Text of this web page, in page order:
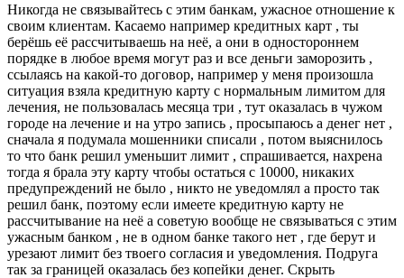
Никогда не связывайтесь с этим банкам, ужасное отношение к
своим клиентам. Касаемо например кредитных карт , ты
берёшь её рассчитываешь на неё, а они в одностороннем
порядке в любое время могут раз и все деньги заморозить ,
ссылаясь на какой-то договор, например у меня произошла
ситуация взяла кредитную карту с нормальным лимитом для
лечения, не пользовалась месяца три , тут оказалась в чужом
городе на лечение и на утро запись , просыпаюсь а денег нет ,
сначала я подумала мошенники списали , потом выяснилось
то что банк решил уменьшит лимит , спрашивается, нахрена
тогда я брала эту карту чтобы остаться с 10000, никаких
предупреждений не было , никто не уведомлял а просто так
решил банк, поэтому если имеете кредитную карту не
рассчитывание на неё а советую вообще не связываться с этим
ужасным банком , не в одном банке такого нет , где берут и
урезают лимит без твоего согласия и уведомления. Подруга
так за границей оказалась без копейки денег. Скрыть